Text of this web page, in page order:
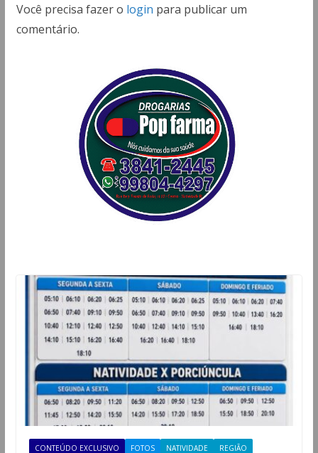
Você precisa fazer o login para publicar um
comentário.
CONTEÚDO EXCLUSIVO FOTOS NATIVIDADE REGIÃO